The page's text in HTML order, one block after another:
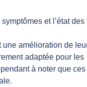
et l’état des
une amélioration de
adaptée pour les
à noter que ces